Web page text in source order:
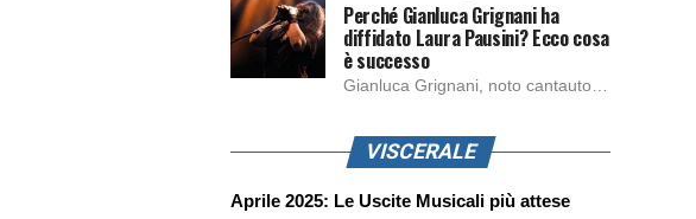
Perché Gianluca Grignani ha
diffidato Laura Pausini? Ecco cosa
è successo
VISCERALE
Aprile 2025: Le Uscite Musicali più attese